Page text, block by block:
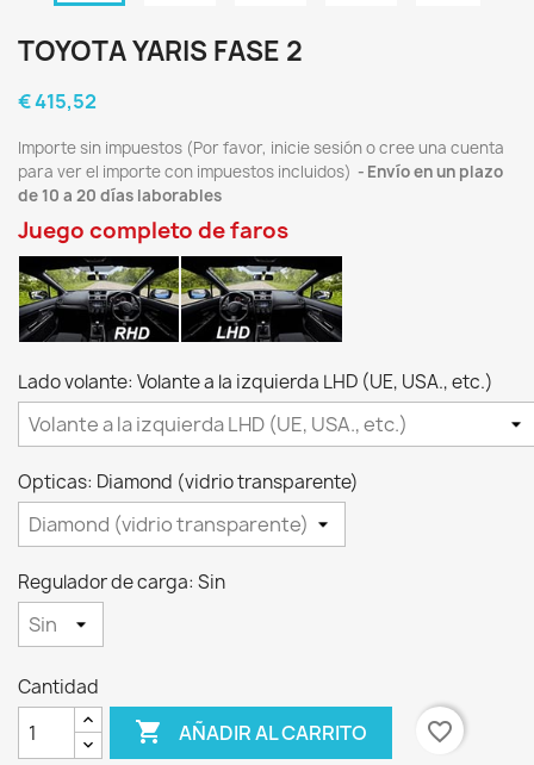
TOYOTA YARIS FASE 2
€ 415,52
Importe sin impuestos (Por favor, inicie sesión o cree una cuenta
para ver el importe con impuestos incluidos)
Envío en un plazo
de 10 a 20 días laborables
Juego completo de faros
Lado volante: Volante a la izquierda LHD (UE, USA., etc.)
Opticas: Diamond (vidrio transparente)
Regulador de carga: Sin
Cantidad
 AÑADIR AL CARRITO
favorite_border